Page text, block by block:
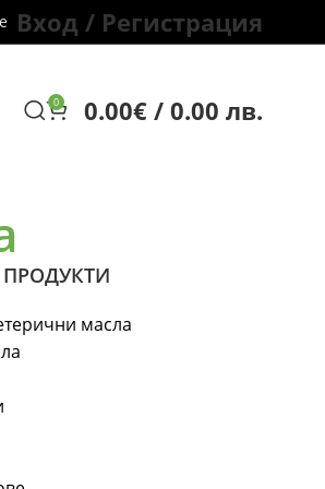
Вход / Регистрация
0 0.00€/ 0.00 лв.
масла